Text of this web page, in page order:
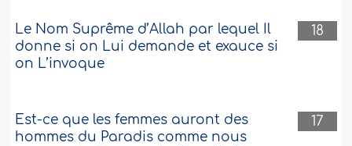
18
Le Nom Suprême d’Allah par lequel Il
donne si on Lui demande et exauce si
on L’invoque
17
Est-ce que les femmes auront des
hommes du Paradis comme nous